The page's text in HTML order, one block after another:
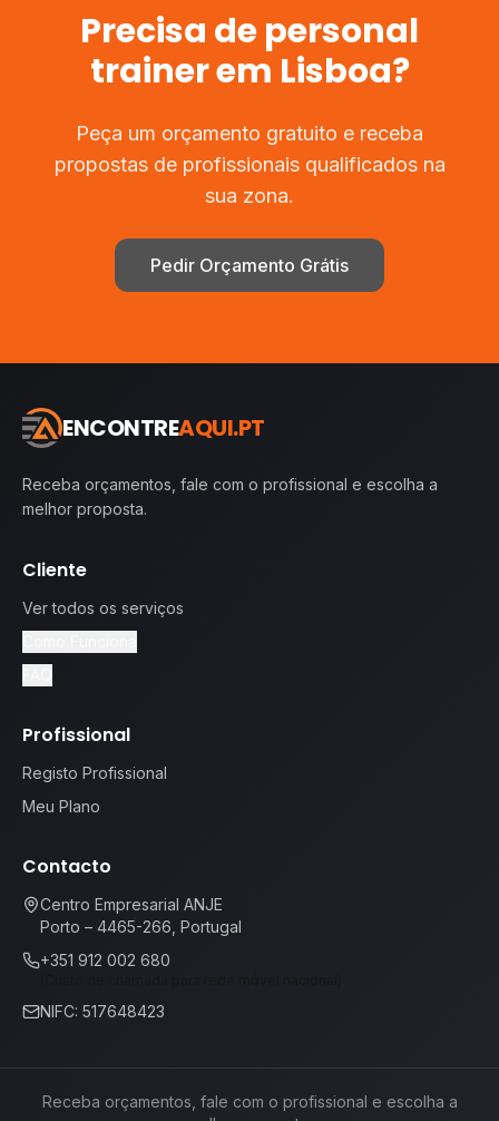
Precisa depersonal
trainerem Lisboa?
Peça um orçamento gratuito e receba
propostas de profissionais qualificados na
sua zona.
Pedir Orçamento Grátis
ENCONTREAQUI.PT
Receba orçamentos, fale com o profissional e escolha a
melhor proposta.
Cliente
Ver todos os serviços
Profissional
Registo Profissional
Meu Plano
Contacto
Centro Empresarial ANJE
Porto – 4465-266, Portugal
+351 912 002 680
NIFC: 517648423
Receba orçamentos, fale com o profissional e escolha a